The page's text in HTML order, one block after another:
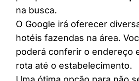
na busca.
O Google irá oferecer
hotéis fazendas na área.
poderá conferir o endereço
rota até o estabelecimento.